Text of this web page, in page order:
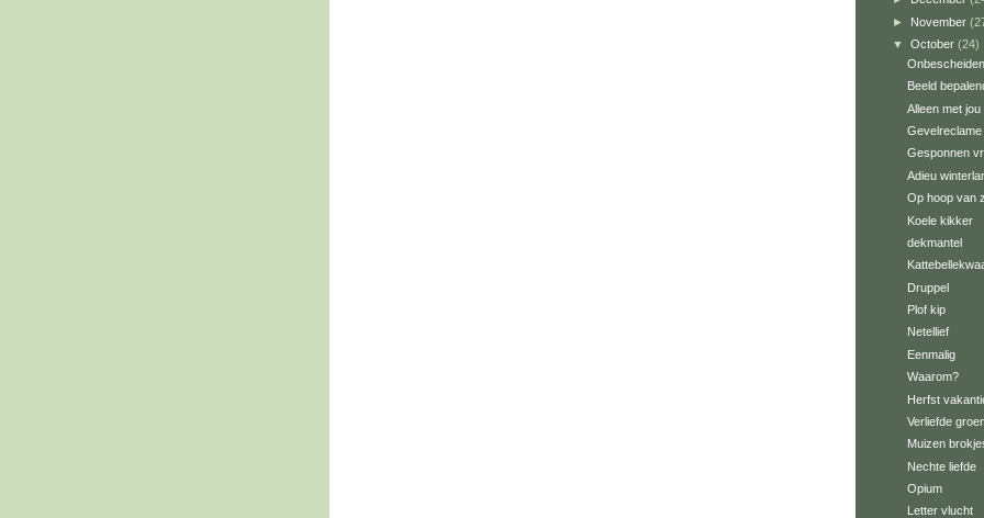
► November
▼ October (24)
Onbescheiden
Beeld
Alleen met jou
Gevelreclame
Gesponnen
Adieu
Op hoop van
Koele kikker
dekmantel
Druppel
Plof kip
Netellief
Eenmalig
Waarom?
Herfst
Verliefde
Muizen
Nechte liefde
Opium
Letter vlucht